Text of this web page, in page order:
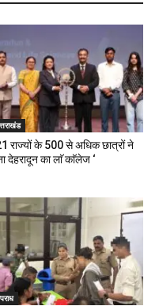
राज्यों के 500 से अधिक छात्रों ने
देहरादून का लाॅ काॅलेज ‘